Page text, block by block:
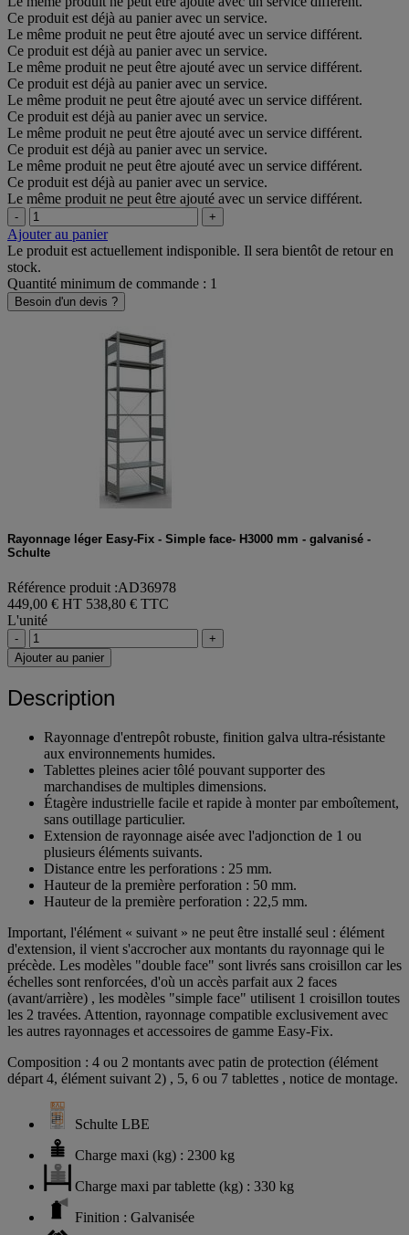
Ce produit est déjà au panier avec un service.
Le même produit ne peut être ajouté avec un service différent.
Ce produit est déjà au panier avec un service.
Le même produit ne peut être ajouté avec un service différent.
Ce produit est déjà au panier avec un service.
Le même produit ne peut être ajouté avec un service différent.
Ce produit est déjà au panier avec un service.
Le même produit ne peut être ajouté avec un service différent.
Ce produit est déjà au panier avec un service.
Le même produit ne peut être ajouté avec un service différent.
Ce produit est déjà au panier avec un service.
Le même produit ne peut être ajouté avec un service différent.
- +
Ajouter au panier
Le produit est actuellement indisponible. Il sera bientôt de retour en
stock.
Quantité minimum de commande : 1
Besoin d'un devis ?
Rayonnage léger Easy-Fix - Simple face- H3000 mm - galvanisé -
Schulte
Référence produit :AD36978
449,00 € HT 538,80 € TTC
L'unité
-
+
Ajouter au panier
Description
Rayonnage d'entrepôt robuste, finition galva ultra-résistante
aux environnements humides.
Tablettes pleines acier tôlé pouvant supporter des
marchandises de multiples dimensions.
Étagère industrielle facile et rapide à monter par emboîtement,
sans outillage particulier.
Extension de rayonnage aisée avec l'adjonction de 1 ou
plusieurs éléments suivants.
Distance entre les perforations : 25 mm.
Hauteur de la première perforation : 50 mm.
Hauteur de la première perforation : 22,5 mm.
Important, l'élément « suivant » ne peut être installé seul : élément
d'extension, il vient s'accrocher aux montants du rayonnage qui le
précède. Les modèles "double face" sont livrés sans croisillon car les
échelles sont renforcées, d'où un accès parfait aux 2 faces
(avant/arrière) , les modèles "simple face" utilisent 1 croisillon toutes
les 2 travées. Attention, rayonnage compatible exclusivement avec
les autres rayonnages et accessoires de gamme Easy-Fix.
Composition : 4 ou 2 montants avec patin de protection (élément
départ 4, élément suivant 2) , 5, 6 ou 7 tablettes , notice de montage.
Schulte LBE
Charge maxi (kg) : 2300 kg
Charge maxi par tablette (kg) : 330 kg
Finition : Galvanisée